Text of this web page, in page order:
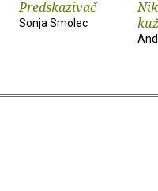
Predskazivač
Sonja Smolec